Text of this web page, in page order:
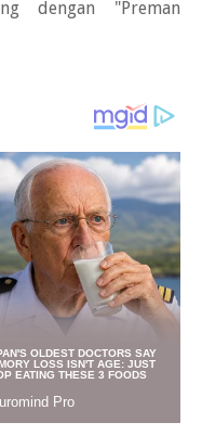
dengan "Preman